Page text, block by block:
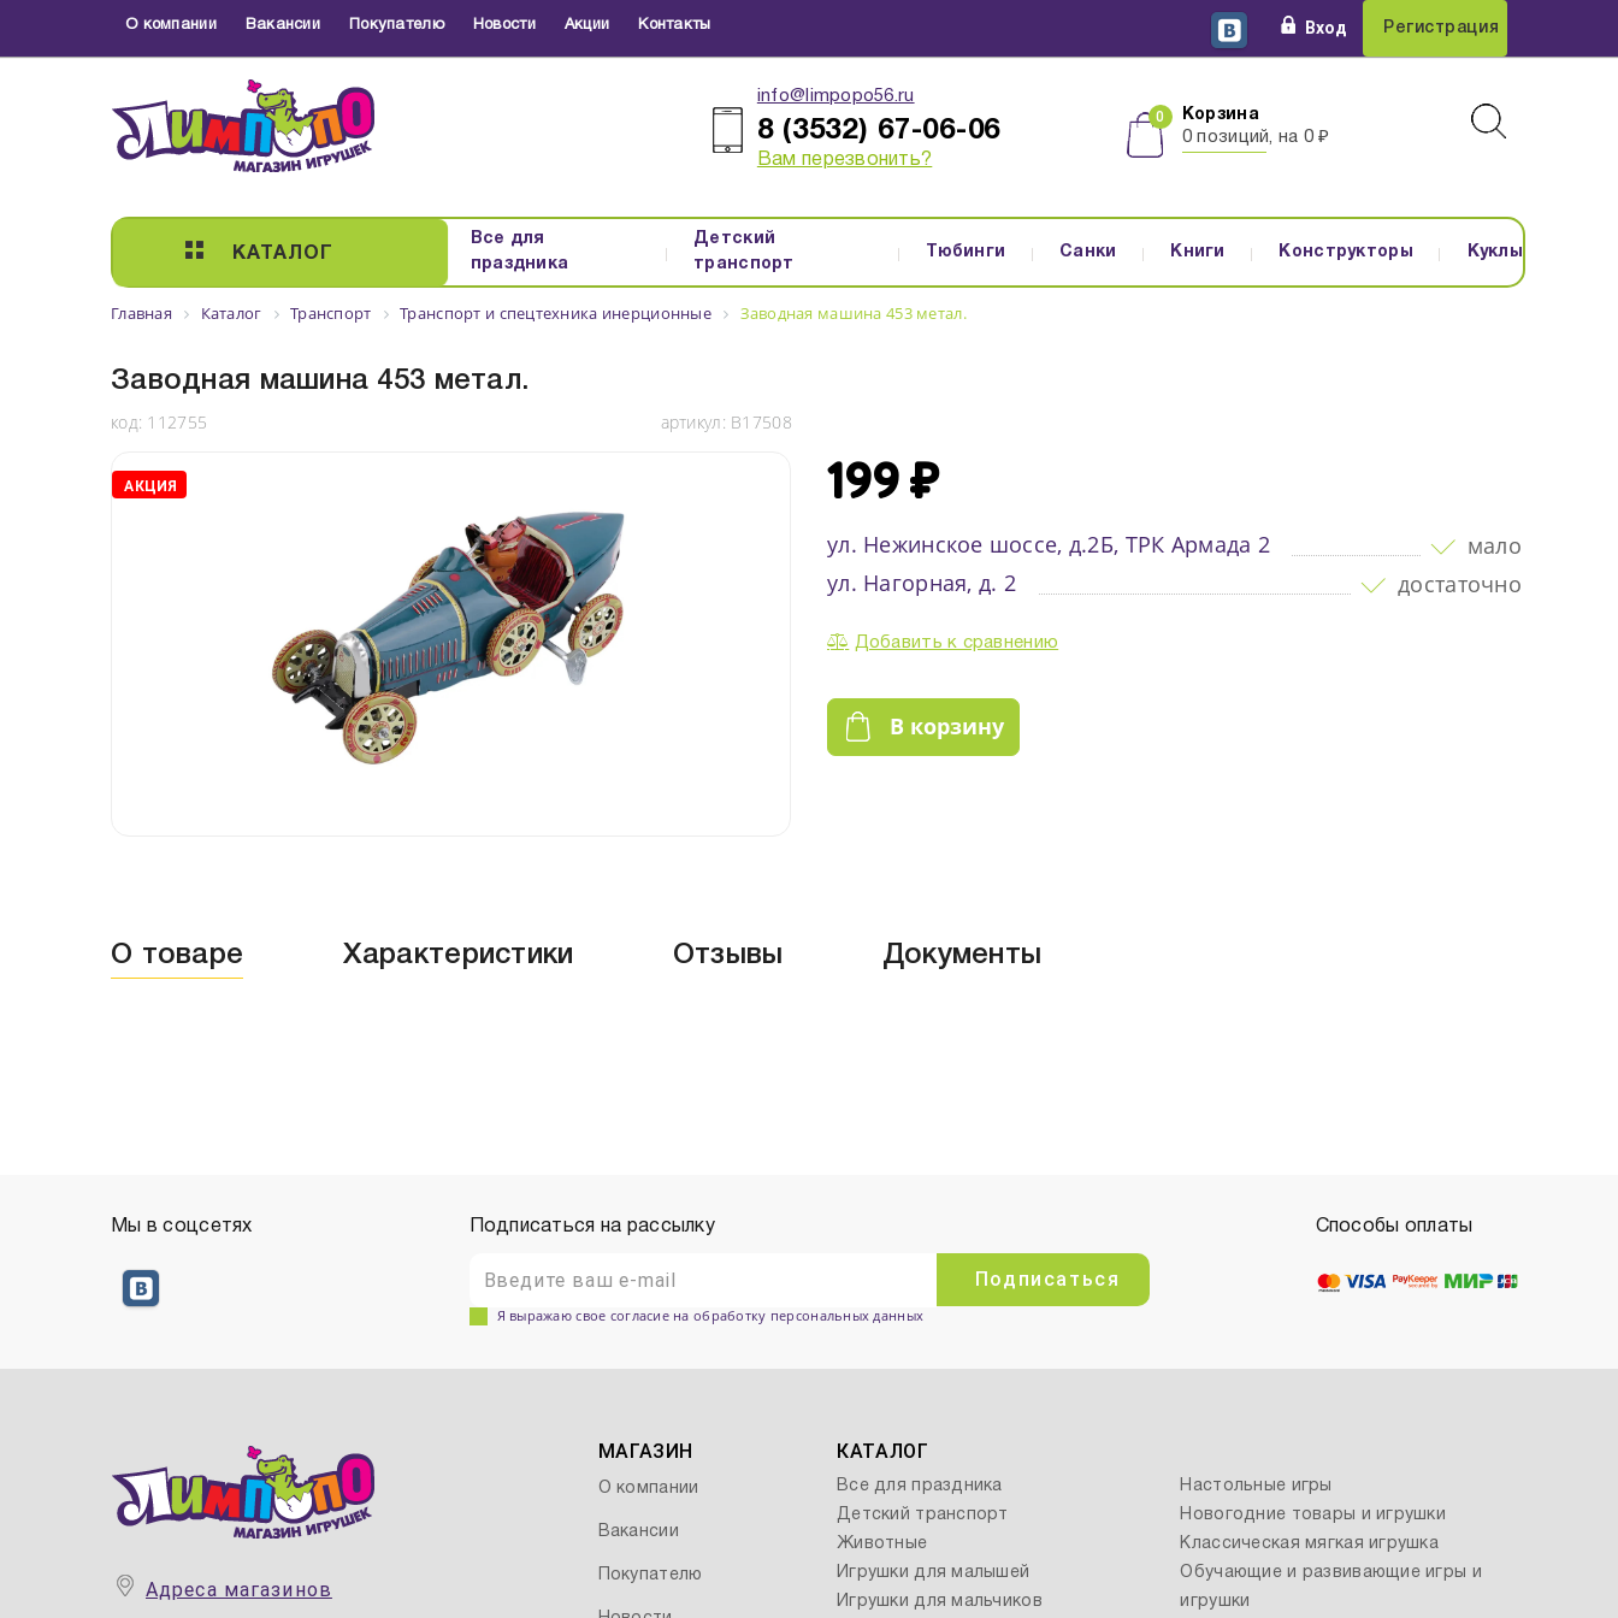
О компании Вакансии Покупателю Новости Акции Контакты Вход Регистрация
info@limpopo56.ru
8 (3532) 67-06-06
Вам перезвонить?
Корзина
0 позиций, на 0 ₽
КАТАЛОГ
Все для
праздника
Детский
транспорт
Тюбинги Санки Книги Конструкторы Куклы
Главная Каталог Транспорт Транспорт и спецтехника инерционные Заводная машина 453 метал.
Заводная машина 453 метал.
код: 112755 артикул: В17508
АКЦИЯ 199 ₽
ул. Нежинское шоссе, д.2Б, ТРК Армада 2
мало
ул. Нагорная, д. 2
достаточно
Добавить к сравнению
В корзину
О товаре Характеристики Отзывы Документы
Мы в соцсетях Подписаться на рассылку
Подписаться
Я выражаю свое согласие на обработку персональных данных
Способы оплаты
Адреса магазинов
МАГАЗИН
О компании
Вакансии
Покупателю
КАТАЛОГ
Все для праздника
Детский транспорт
Животные
Игрушки для малышей
Игрушки для мальчиков
Настольные игры
Новогодние товары и игрушки
Классическая мягкая игрушка
Обучающие и развивающие игры и
игрушки